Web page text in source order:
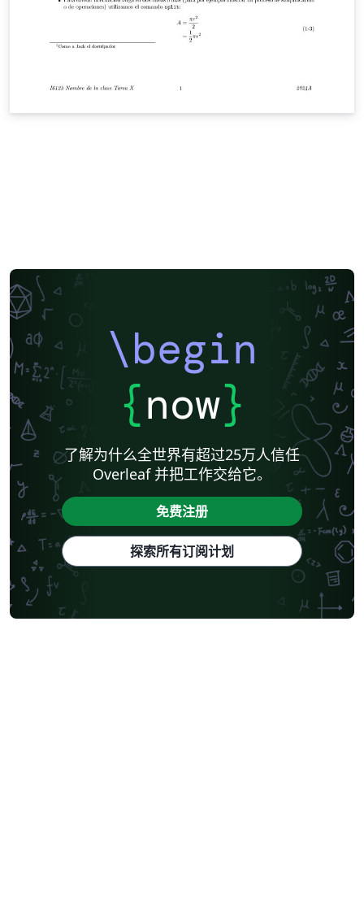
\begin
{now}
了解为什么全世界有超过25万人信任
Overleaf 并把工作交给它。
免费注册
探索所有订阅计划